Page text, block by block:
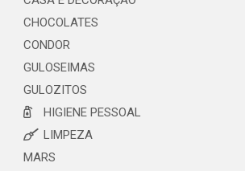
CHOCOLATES
CONDOR
GULOSEIMAS
GULOZITOS
HIGIENE PESSOAL
LIMPEZA
MARS